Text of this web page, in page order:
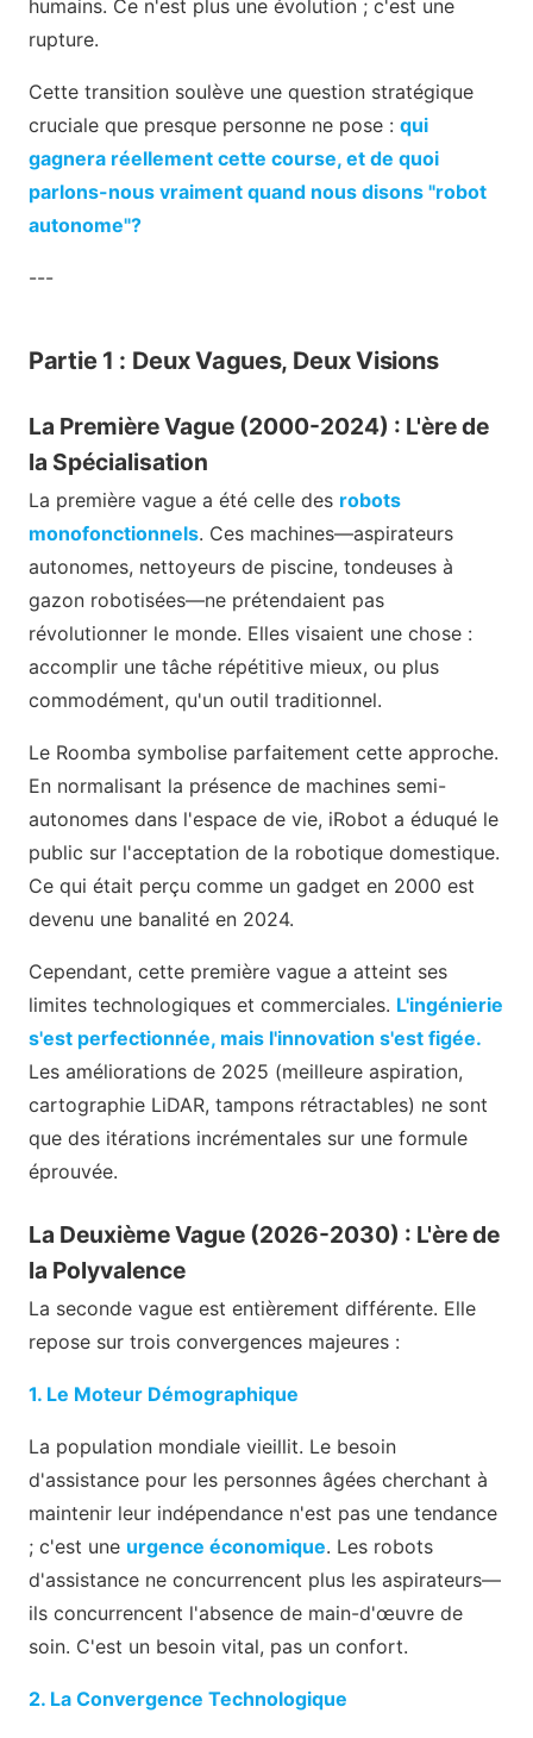
humains. Ce n'est plus une évolution ; c'est une
rupture.
Cette transition soulève une question stratégique
cruciale que presque personne ne pose : qui
gagnera réellement cette course, et de quoi
parlons-nous vraiment quand nous disons "robot
autonome"?
---
Partie 1 : Deux Vagues, Deux Visions
La Première Vague (2000-2024) : L'ère de
la Spécialisation
La première vague a été celle des robots
monofonctionnels. Ces machines—aspirateurs
autonomes, nettoyeurs de piscine, tondeuses à
gazon robotisées—ne prétendaient pas
révolutionner le monde. Elles visaient une chose :
accomplir une tâche répétitive mieux, ou plus
commodément, qu'un outil traditionnel.
Le Roomba symbolise parfaitement cette approche.
En normalisant la présence de machines semi-
autonomes dans l'espace de vie, iRobot a éduqué le
public sur l'acceptation de la robotique domestique.
Ce qui était perçu comme un gadget en 2000 est
devenu une banalité en 2024.
Cependant, cette première vague a atteint ses
limites technologiques et commerciales. L'ingénierie
s'est perfectionnée, mais l'innovation s'est figée.
Les améliorations de 2025 (meilleure aspiration,
cartographie LiDAR, tampons rétractables) ne sont
que des itérations incrémentales sur une formule
éprouvée.
La Deuxième Vague (2026-2030) : L'ère de
la Polyvalence
La seconde vague est entièrement différente. Elle
repose sur trois convergences majeures :
1. Le Moteur Démographique
La population mondiale vieillit. Le besoin
d'assistance pour les personnes âgées cherchant à
maintenir leur indépendance n'est pas une tendance
; c'est une urgence économique. Les robots
d'assistance ne concurrencent plus les aspirateurs—
ils concurrencent l'absence de main-d'œuvre de
soin. C'est un besoin vital, pas un confort.
2. La Convergence Technologique